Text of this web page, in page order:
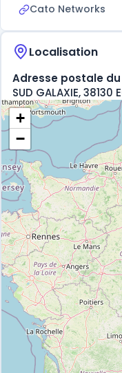
Cato Networks
Localisation
Adresse postale
SUD GALAXIE, 38130
+
−